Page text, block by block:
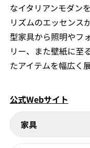
なイタリアンモダン
リズムのエッセンス
型家具から照明やフ
リー、また壁紙に至
たアイテムを幅広く
公式Webサイト
家具